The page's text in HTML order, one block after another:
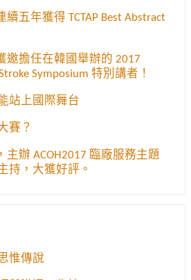
五年獲得 TCTAP Best Abstract
邀擔任在韓國舉辦的 2017
Symposium 特別講者！
站上國際舞台
賽？
主辦 ACOH2017 臨廠服務主題
持，大獲好評。
惟傳說